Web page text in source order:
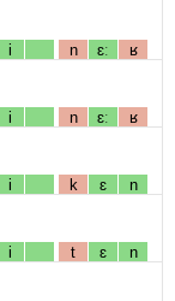
i n ɛː ʁ
i n ɛː ʁ
i k ɛ n
i t ɛ n